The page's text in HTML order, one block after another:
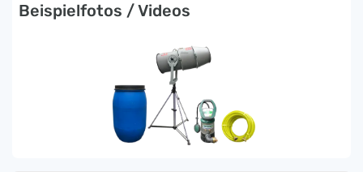
Beispielfotos / Videos